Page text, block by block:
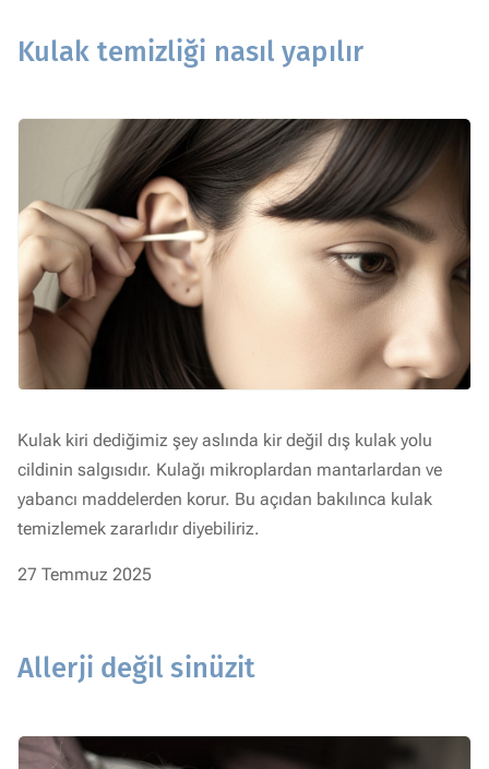
Kulak temizliği nasıl yapılır
Kulak kiri dediğimiz şey aslında kir değil dış kulak yolu
cildinin salgısıdır. Kulağı mikroplardan mantarlardan ve
yabancı maddelerden korur. Bu açıdan bakılınca kulak
temizlemek zararlıdır diyebiliriz.
27 Temmuz 2025
Allerji değil sinüzit